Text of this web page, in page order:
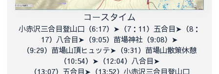
コースタイム
小赤沢三合目登山口（6:17）➤（7：11）五合目➤（8：
17）八合目➤（9:05）苗場神社（9:08）➤
（9:29）苗場山頂ヒュッテ➤（9:31）苗場山散策休憩
（10:54）➤（12:04）八合目➤
（13:07）五合目➤（13:52） 小赤沢三合目登山口